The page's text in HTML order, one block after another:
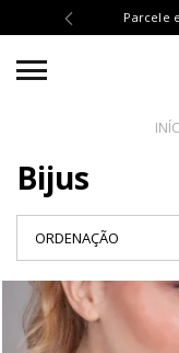
Parcele
Bijus